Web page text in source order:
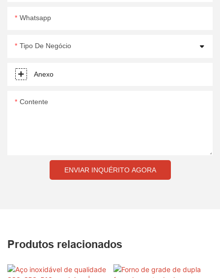
Whatsapp
Tipo De Negócio
Anexo
Contente
ENVIAR INQUÉRITO AGORA
Produtos relacionados